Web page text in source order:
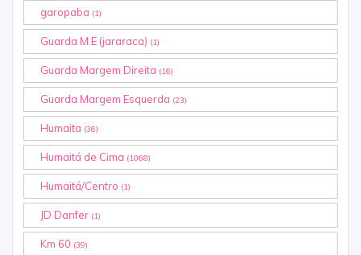
garopaba (1)
Guarda M.E (jararaca) (1)
Guarda Margem Direita (16)
Guarda Margem Esquerda (23)
Humaita (36)
Humaitá de Cima (1068)
Humaitá/Centro (1)
JD Danfer (1)
Km 60 (39)